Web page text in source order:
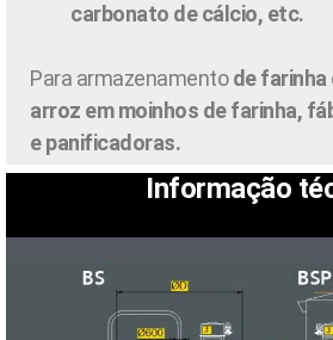
carbonato de cálcio, etc.
Para armazenamentode
arroz em moinhos de farinha,
e panificadoras.
Informação